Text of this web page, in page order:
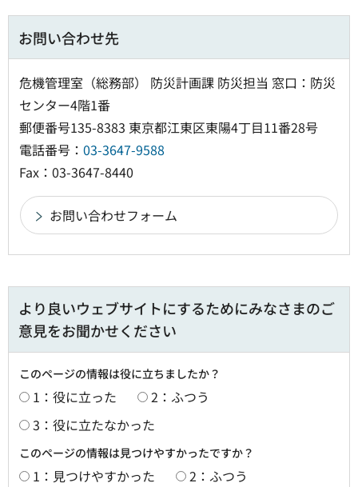
お問い合わせ先
危機管理室（総務部） 防災計画課 防災担当 窓口：防災
センター4階1番
郵便番号135-8383 東京都江東区東陽4丁目11番28号
電話番号： 03-3647-9588
Fax：03-3647-8440
より良いウェブサイトにするためにみなさまのご
意見をお聞かせください
このページの情報は役に立ちましたか？
1：役に立った
2：ふつう
3：役に立たなかった
このページの情報は見つけやすかったですか？
1：見つけやすかった
2：ふつう